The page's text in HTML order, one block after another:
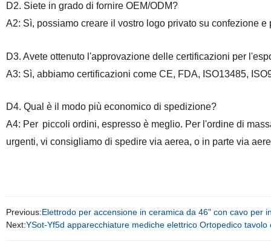
D2. Siete in grado di fornireOEM/ODM?
A2: Sì, possiamocreareil vostro logo privato su confezione e
D3. Avete ottenuto l'approvazione delle certificazioni per
A3: Sì, abbiamo certificazioni come CE, FDA, ISO13485,
D4. Qual è il modo più economico di spedizione?
A4: Per piccoli ordini, espresso è meglio. Perl'ordine di
urgenti, vi consigliamo di spedire via aerea, o in parte via
Previous:Elettrodo per accensione in ceramica da 46" con cavo per
Next:YSot-Yf5d apparecchiature mediche elettrico Ortopedico